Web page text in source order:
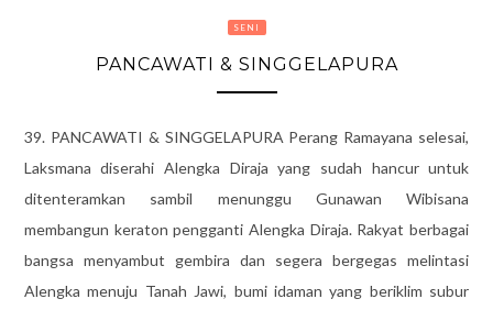
SENI
PANCAWATI & SINGGELAPURA
39. PANCAWATI & SINGGELAPURA Perang Ramayana selesai,
Laksmana diserahi Alengka Diraja yang sudah hancur untuk
ditenteramkan sambil menunggu Gunawan Wibisana
membangun keraton pengganti Alengka Diraja. Rakyat berbagai
bangsa menyambut gembira dan segera bergegas melintasi
Alengka menuju Tanah Jawi, bumi idaman yang beriklim subur